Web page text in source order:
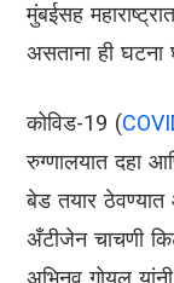
मुंबईसह
असताना ही
कोविड-19 (
रुग्णालयात दहा
बेड तयार
अँटीजेन चाचणी
अभिनव गोयल